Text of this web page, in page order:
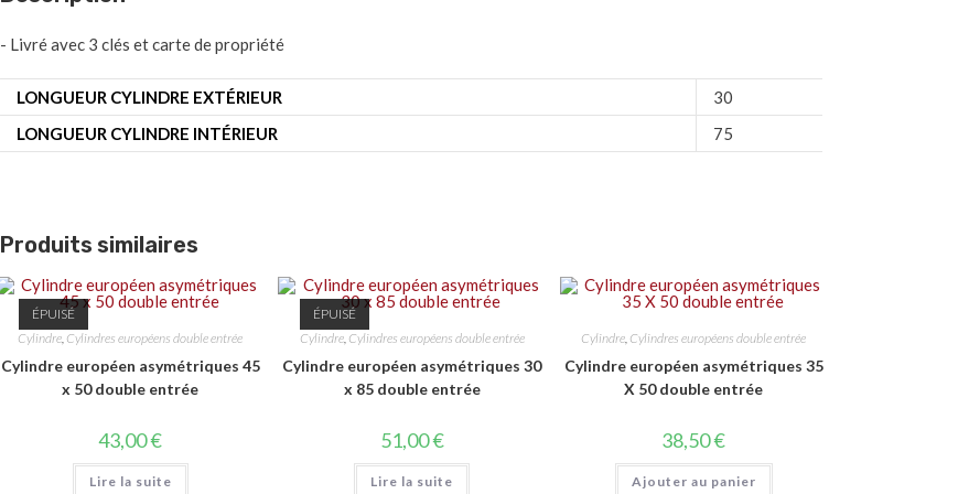
- Livré avec 3 clés et carte de propriété
LONGUEUR CYLINDRE EXTÉRIEUR
30
LONGUEUR CYLINDRE INTÉRIEUR
75
Produits similaires
ÉPUISÉ
Cylindre, Cylindres européens double entrée
Cylindre européen asymétriques 45
x 50 double entrée
43,00€
Lire la suite
ÉPUISÉ
Cylindre, Cylindres européens double entrée
Cylindre européen asymétriques 30
x 85 double entrée
51,00€
Lire la suite
Cylindre, Cylindres européens double entrée
Cylindre européen asymétriques 35
X 50 double entrée
38,50€
Ajouter au panier